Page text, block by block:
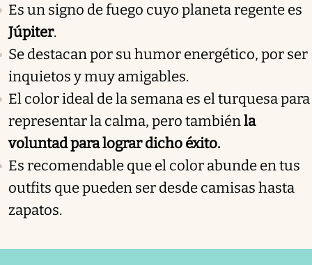
Es un signo de fuego cuyo planeta regente es
Júpiter.
Se destacan por su humor energético, por ser
inquietos y muy amigables.
El color ideal de la semana es el turquesa para
representar la calma, pero tambiénla
voluntad para lograr dicho éxito.
Es recomendable que el color abunde en tus
outfits que pueden ser desde camisas hasta
zapatos.